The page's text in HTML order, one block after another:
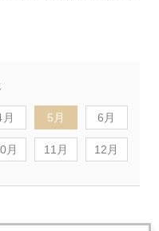
月 5月 6月
月 11月 12月